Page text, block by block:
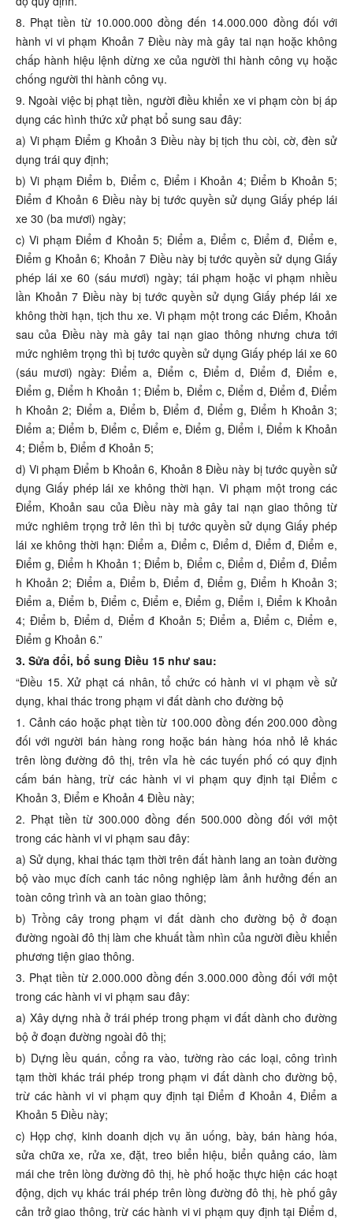
8. Phạt tiền từ 10.000.000 đồng đến 14.000.000 đồng đối với
hành vi vi phạm Khoản 7 Điều này mà gây tai nạn hoặc không
chấp hành hiệu lệnh dừng xe của người thi hành công vụ hoặc
chống người thi hành công vụ.
9. Ngoài việc bị phạt tiền, người điều khiển xe vi phạm còn bị áp
dụng các hình thức xử phạt bổ sung sau đây:
a) Vi phạm Điểm g Khoản 3 Điều này bị tịch thu còi, cờ, đèn sử
dụng trái quy định;
b) Vi phạm Điểm b, Điểm c, Điểm i Khoản 4; Điểm b Khoản 5;
Điểm đ Khoản 6 Điều này bị tước quyền sử dụng Giấy phép lái
xe 30 (ba mươi) ngày;
c) Vi phạm Điểm đ Khoản 5; Điểm a, Điểm c, Điểm đ, Điểm e,
Điểm g Khoản 6; Khoản 7 Điều này bị tước quyền sử dụng Giấy
phép lái xe 60 (sáu mươi) ngày; tái phạm hoặc vi phạm nhiều
lần Khoản 7 Điều này bị tước quyền sử dụng Giấy phép lái xe
không thời hạn, tịch thu xe. Vi phạm một trong các Điểm, Khoản
sau của Điều này mà gây tai nạn giao thông nhưng chưa tới
mức nghiêm trọng thì bị tước quyền sử dụng Giấy phép lái xe 60
(sáu mươi) ngày: Điểm a, Điểm c, Điểm d, Điểm đ, Điểm e,
Điểm g, Điểm h Khoản 1; Điểm b, Điểm c, Điểm d, Điểm đ, Điểm
h Khoản 2; Điểm a, Điểm b, Điểm đ, Điểm g, Điểm h Khoản 3;
Điểm a; Điểm b, Điểm c, Điểm e, Điểm g, Điểm i, Điểm k Khoản
4; Điểm b, Điểm đ Khoản 5;
d) Vi phạm Điểm b Khoản 6, Khoản 8 Điều này bị tước quyền sử
dụng Giấy phép lái xe không thời hạn. Vi phạm một trong các
Điểm, Khoản sau của Điều này mà gây tai nạn giao thông từ
mức nghiêm trọng trở lên thì bị tước quyền sử dụng Giấy phép
lái xe không thời hạn: Điểm a, Điểm c, Điểm d, Điểm đ, Điểm e,
Điểm g, Điểm h Khoản 1; Điểm b, Điểm c, Điểm d, Điểm đ, Điểm
h Khoản 2; Điểm a, Điểm b, Điểm đ, Điểm g, Điểm h Khoản 3;
Điểm a, Điểm b, Điểm c, Điểm e, Điểm g, Điểm i, Điểm k Khoản
4; Điểm b, Điểm d, Điểm đ Khoản 5; Điểm a, Điểm c, Điểm e,
Điểm g Khoản 6.”
3. Sửa đổi, bổ sung Điều 15 như sau:
“Điều 15. Xử phạt cá nhân, tổ chức có hành vi vi phạm về sử
dụng, khai thác trong phạm vi đất dành cho đường bộ
1. Cảnh cáo hoặc phạt tiền từ 100.000 đồng đến 200.000 đồng
đối với người bán hàng rong hoặc bán hàng hóa nhỏ lẻ khác
trên lòng đường đô thị, trên vỉa hè các tuyến phố có quy định
cấm bán hàng, trừ các hành vi vi phạm quy định tại Điểm c
Khoản 3, Điểm e Khoản 4 Điều này;
2. Phạt tiền từ 300.000 đồng đến 500.000 đồng đối với một
trong các hành vi vi phạm sau đây:
a) Sử dụng, khai thác tạm thời trên đất hành lang an toàn đường
bộ vào mục đích canh tác nông nghiệp làm ảnh hưởng đến an
toàn công trình và an toàn giao thông;
b) Trồng cây trong phạm vi đất dành cho đường bộ ở đoạn
đường ngoài đô thị làm che khuất tầm nhìn của người điều khiển
phương tiện giao thông.
3. Phạt tiền từ 2.000.000 đồng đến 3.000.000 đồng đối với một
trong các hành vi vi phạm sau đây:
a) Xây dựng nhà ở trái phép trong phạm vi đất dành cho đường
bộ ở đoạn đường ngoài đô thị;
b) Dựng lều quán, cổng ra vào, tường rào các loại, công trình
tạm thời khác trái phép trong phạm vi đất dành cho đường bộ,
trừ các hành vi vi phạm quy định tại Điểm đ Khoản 4, Điểm a
Khoản 5 Điều này;
c) Họp chợ, kinh doanh dịch vụ ăn uống, bày, bán hàng hóa,
sửa chữa xe, rửa xe, đặt, treo biển hiệu, biển quảng cáo, làm
mái che trên lòng đường đô thị, hè phố hoặc thực hiện các hoạt
động, dịch vụ khác trái phép trên lòng đường đô thị, hè phố gây
cản trở giao thông, trừ các hành vi vi phạm quy định tại Điểm d,